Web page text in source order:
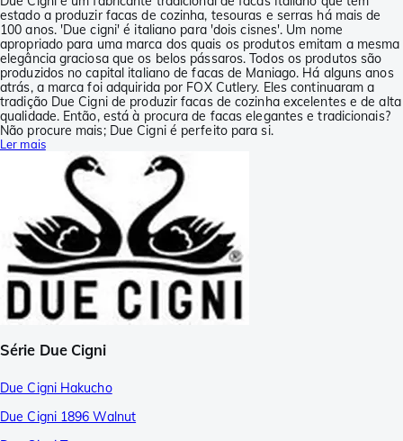
estado a produzir facas de cozinha, tesouras e serras há mais de
100 anos. 'Due cigni' é italiano para 'dois cisnes'. Um nome
apropriado para uma marca dos quais os produtos emitam a mesma
elegância graciosa que os belos pássaros. Todos os produtos são
produzidos no capital italiano de facas de Maniago. Há alguns anos
atrás, a marca foi adquirida por FOX Cutlery. Eles continuaram a
tradição Due Cigni de produzir facas de cozinha excelentes e de alta
qualidade. Então, está à procura de facas elegantes e tradicionais?
Não procure mais; Due Cigni é perfeito para si.
Ler mais
Série Due Cigni
Due Cigni Hakucho
Due Cigni 1896 Walnut